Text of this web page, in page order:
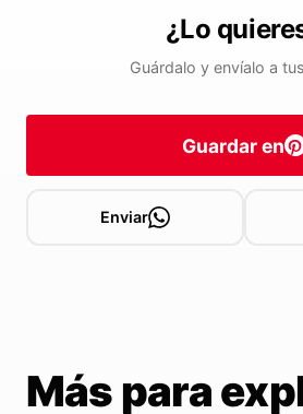
¿Lo
Guárdalo y envíalo a
Guardar en
Enviar
Más para